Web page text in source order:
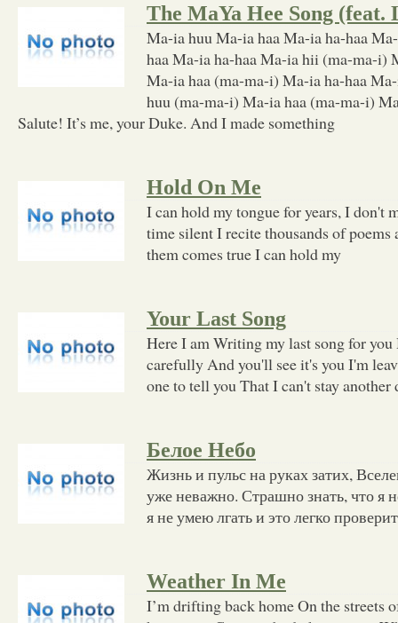
The MaYa Hee Song (feat.
Ma-ia huu Ma-ia haa Ma-ia ha-haa
haa Ma-ia ha-haa Ma-ia hii (ma-ma-i)
Ma-ia haa (ma-ma-i) Ma-ia ha-haa
huu (ma-ma-i) Ma-ia haa (ma-ma-i)
Salute! It’s me, your Duke. And I made something
Hold On Me
I can hold my tongue for years, I don't
time silent I recite thousands of
them comes true I can hold my
Your Last Song
Here I am Writing my last song for you
carefully And you'll see it's you I'm
one to tell you That I can't stay
Белое Небо
Жизнь и пульс на руках затих,
уже неважно. Страшно знать, что я
я не умею лгать и это легко
Weather In Me
I’m drifting back home On the streets